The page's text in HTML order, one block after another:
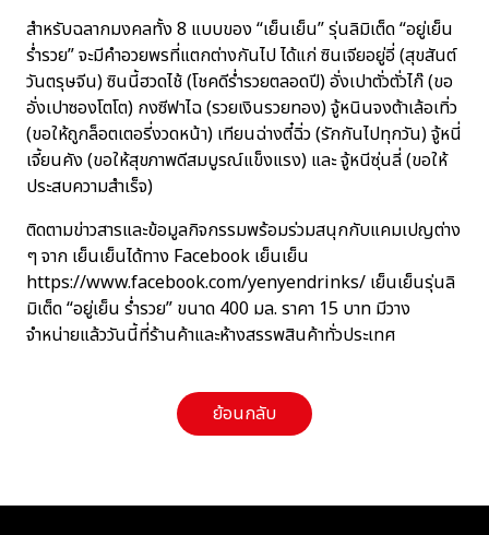
สำหรับฉลากมงคลทั้ง 8 แบบของ “เย็นเย็น” รุ่นลิมิเต็ด “อยู่เย็น
ร่ำรวย” จะมีคำอวยพรที่แตกต่างกันไป ได้แก่ ซินเจียอยู่อี่ (สุขสันต์
วันตรุษจีน) ซินนี้ฮวดไช้ (โชคดีร่ำรวยตลอดปี) อั่งเปาตั่วตั่วไก๊ (ขอ
อั่งเปาซองโตโต) กงซีฟาไฉ (รวยเงินรวยทอง) จู้หนินจงต้าเล้อเทิ่ว
(ขอให้ถูกล็อตเตอรี่งวดหน้า) เทียนฉ่างตี๋ฉิ่ว (รักกันไปทุกวัน) จู้หนี่
เจี้ยนคัง (ขอให้สุขภาพดีสมบูรณ์แข็งแรง) และ จู้หนีซุ่นลี่ (ขอให้
ประสบความสำเร็จ)
ติดตามข่าวสารและข้อมูลกิจกรรมพร้อมร่วมสนุกกับแคมเปญต่าง
ๆ จาก เย็นเย็นได้ทาง Facebook เย็นเย็น
https://www.facebook.com/yenyendrinks/ เย็นเย็นรุ่นลิ
มิเต็ด “อยู่เย็น ร่ำรวย” ขนาด 400 มล. ราคา 15 บาท มีวาง
จำหน่ายแล้ววันนี้ที่ร้านค้าและห้างสรรพสินค้าทั่วประเทศ
ย้อนกลับ